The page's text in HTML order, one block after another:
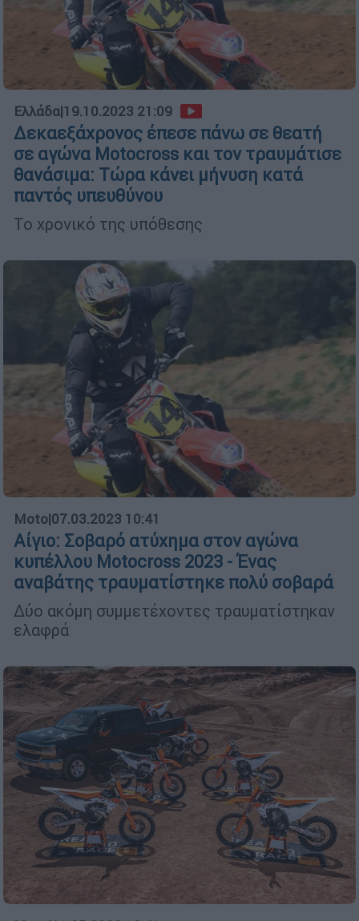
Ελλάδα|19.10.2023 21:09
Δεκαεξάχρονος έπεσε πάνω σε θεατή
σε αγώνα Motocross και τον τραυμάτισε
θανάσιμα: Τώρα κάνει μήνυση κατά
παντός υπευθύνου
Το χρονικό της υπόθεσης
Moto|07.03.2023 10:41
Αίγιο: Σοβαρό ατύχημα στον αγώνα
κυπέλλου Motocross 2023 - Ένας
αναβάτης τραυματίστηκε πολύ σοβαρά
Δύο ακόμη συμμετέχοντες τραυματίστηκαν
ελαφρά